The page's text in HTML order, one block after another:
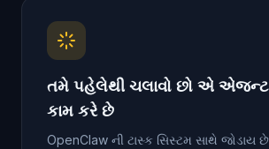
તમે પહેલેથી ચલાવો છો એ
કામ કરે છે
OpenClaw ની ટાસ્ક સિસ્ટમ સાથે